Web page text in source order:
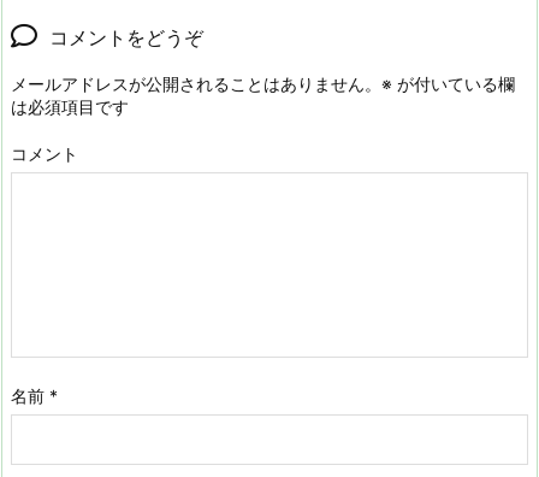
コメントをどうぞ
メールアドレスが公開されることはありません。 ※ が付いている欄
は必須項目です
コメント
名前 *